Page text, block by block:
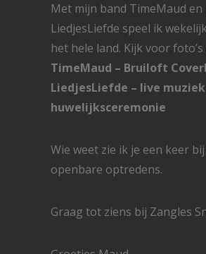
Met mijn band TimeMaud en
LiedjesLiefde speel ik
het hele land. Kijk voor foto’s
TimeMaud – Bruiloft
LiedjesLiefde – live
huwelijksceremonie
Wie weet zie ik je een keer
openbare optredens.
Graag tot ziens bij Zangles